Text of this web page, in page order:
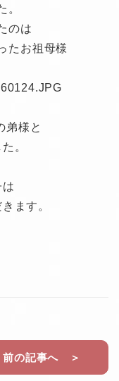
。
のは
たお祖母様
弟様と
。
ます。
前の記事へ ＞